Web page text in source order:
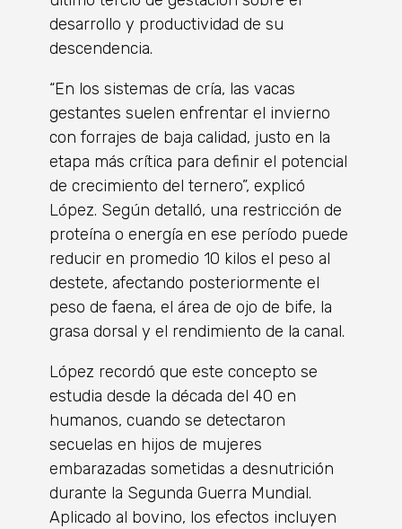
desarrollo y productividad de su
descendencia.
“En los sistemas de cría, las vacas
gestantes suelen enfrentar el invierno
con forrajes de baja calidad, justo en la
etapa más crítica para definir el potencial
de crecimiento del ternero”, explicó
López. Según detalló, una restricción de
proteína o energía en ese período puede
reducir en promedio 10 kilos el peso al
destete, afectando posteriormente el
peso de faena, el área de ojo de bife, la
grasa dorsal y el rendimiento de la canal.
López recordó que este concepto se
estudia desde la década del 40 en
humanos, cuando se detectaron
secuelas en hijos de mujeres
embarazadas sometidas a desnutrición
durante la Segunda Guerra Mundial.
Aplicado al bovino, los efectos incluyen